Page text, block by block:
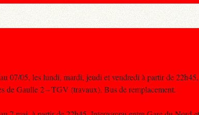
07/05, les lundi, mardi, jeudi et vendredi à partir de
de Gaulle 2 – TGV (travaux). Bus de remplacement.